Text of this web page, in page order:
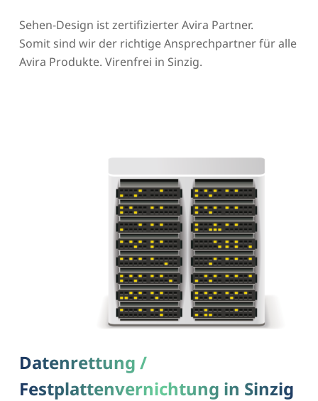
Sehen-Design ist zertifizierter Avira Partner.
Somit sind wir der richtige Ansprechpartner für alle
Avira Produkte. Virenfrei in Sinzig.
Datenrettung /
Festplattenvernichtung in Sinzig